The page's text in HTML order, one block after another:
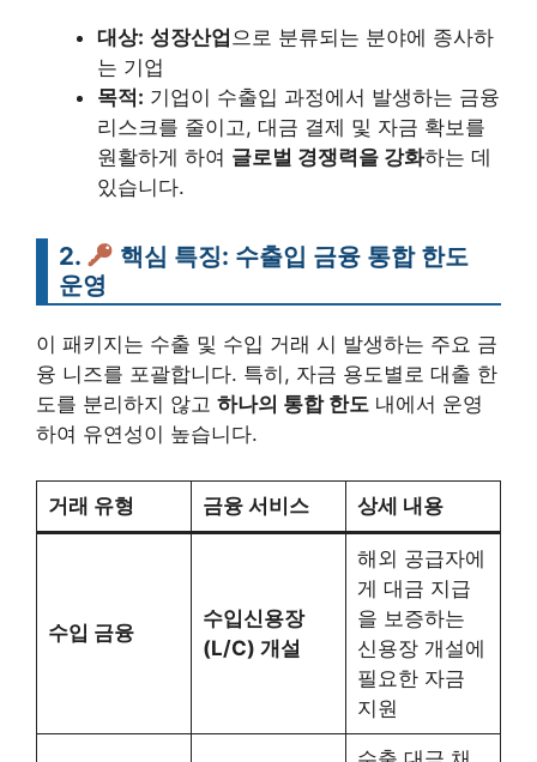
대상: 성장산업 으로 분류되는 분야에 종사하
는 기업
목적: 기업이 수출입 과정에서 발생하는 금융
리스크를 줄이고, 대금 결제 및 자금 확보를
원활하게 하여 글로벌 경쟁력을 강화하는 데
있습니다.
2.
핵심 특징: 수출입 금융 통합 한도
운영
이 패키지는 수출 및 수입 거래 시 발생하는 주요 금
융 니즈를 포괄합니다. 특히, 자금 용도별로 대출 한
도를 분리하지 않고 하나의 통합 한도 내에서 운영
하여 유연성이 높습니다.
거래 유형 금융 서비스 상세 내용
수입 금융
수입신용장
(L/C) 개설
해외 공급자에
게 대금 지급
을 보증하는
신용장 개설에
필요한 자금
지원